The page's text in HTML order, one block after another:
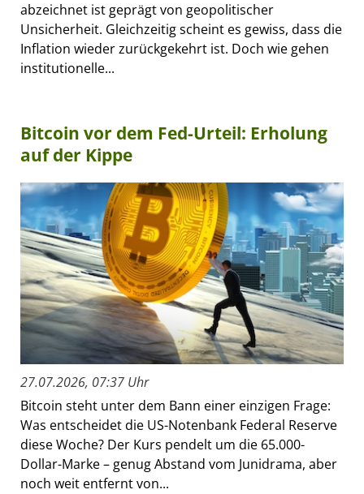
abzeichnet ist geprägt von geopolitischer
Unsicherheit. Gleichzeitig scheint es gewiss, dass die
Inflation wieder zurückgekehrt ist. Doch wie gehen
institutionelle...
Bitcoin vor dem Fed-Urteil: Erholung
auf der Kippe
27.07.2026, 07:37 Uhr
Bitcoin steht unter dem Bann einer einzigen Frage:
Was entscheidet die US-Notenbank Federal Reserve
diese Woche? Der Kurs pendelt um die 65.000-
Dollar-Marke – genug Abstand vom Junidrama, aber
noch weit entfernt von...